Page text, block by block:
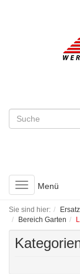
Toggle
navigation
Menü
Sie sind hier:
Bereich Garten